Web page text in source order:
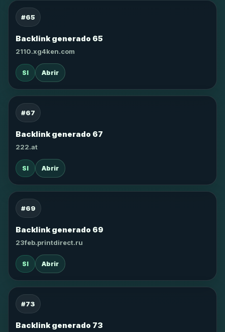
#65
Backlink generado 65
2110.xg4ken.com
SI Abrir
#67
Backlink generado 67
222.at
SI Abrir
#69
Backlink generado 69
23feb.printdirect.ru
SI Abrir
#73
Backlink generado 73